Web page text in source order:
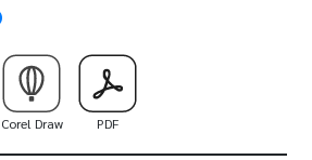
Saiba como utilizar os nossos gabaritos
Corel Draw PDF